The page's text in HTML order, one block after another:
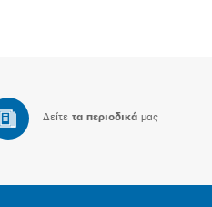
Δείτε τα περιοδικά μας